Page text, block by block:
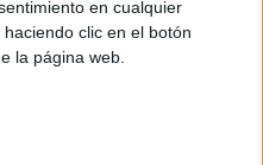
en cualquier
clic en el botón
la página web.